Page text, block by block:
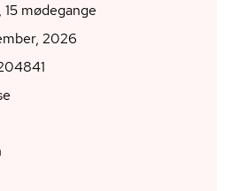
mødegange
2026